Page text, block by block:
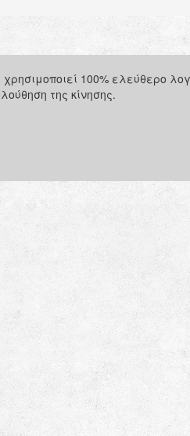
100% ελεύθερο
της κίνησης.